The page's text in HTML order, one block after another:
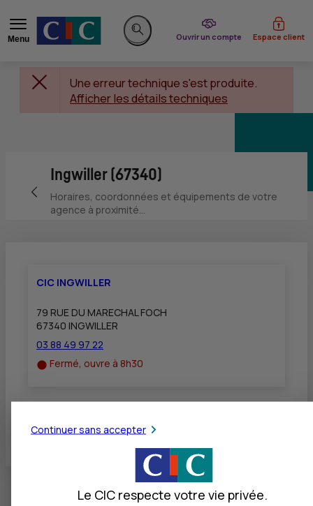
Menu
Rechercher sur le site
Ouvrir un compte
du CIC Espace client
Une erreur technique s'est produite.
Afficher les détails techniques
Retour vers la page précédente
Ingwiller (67340)
Horaires, coordonnées et équipements de votre
agence à proximité...
CIC INGWILLER
79 RUE DU MARECHAL FOCH
67340 INGWILLER
03 88 49 97 22
Fermé, ouvre à 8h30
Toutes les localités
Continuer sans accepter
Le CIC respecte votre vie privée.